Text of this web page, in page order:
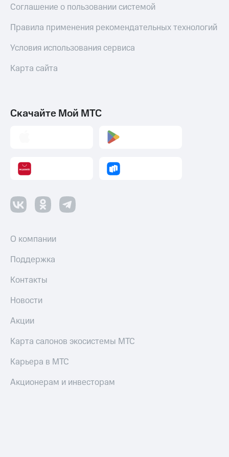
Соглашение о пользовании системой
Правила применения рекомендательных технологий
Условия использования сервиса
Карта сайта
Скачайте Мой МТС
О компании
Поддержка
Контакты
Новости
Акции
Карта салонов экосистемы МТС
Карьера в МТС
Акционерам и инвесторам